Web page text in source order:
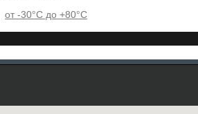
от -30°С до +80°С